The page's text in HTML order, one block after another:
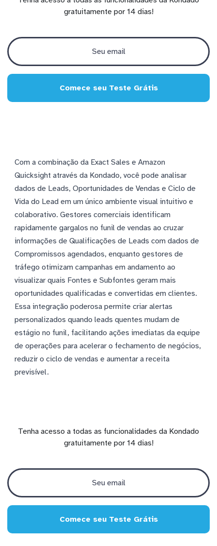
gratuitamente por 14 dias!
Comece seu Teste Grátis
Com a combinação da Exact Sales e Amazon
Quicksight através da Kondado, você pode analisar
dados de Leads, Oportunidades de Vendas e Ciclo de
Vida do Lead em um único ambiente visual intuitivo e
colaborativo. Gestores comerciais identificam
rapidamente gargalos no funil de vendas ao cruzar
informações de Qualificações de Leads com dados de
Compromissos agendados, enquanto gestores de
tráfego otimizam campanhas em andamento ao
visualizar quais Fontes e Subfontes geram mais
oportunidades qualificadas e convertidas em clientes.
Essa integração poderosa permite criar alertas
personalizados quando leads quentes mudam de
estágio no funil, facilitando ações imediatas da equipe
de operações para acelerar o fechamento de negócios,
reduzir o ciclo de vendas e aumentar a receita
previsível.
Tenha acesso a todas as funcionalidades da Kondado
gratuitamente por 14 dias!
Comece seu Teste Grátis